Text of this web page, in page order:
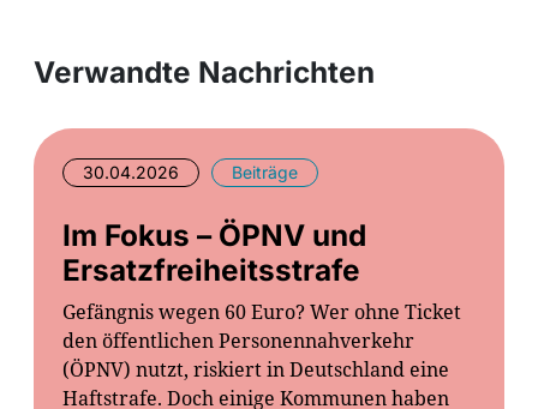
Verwandte Nachrichten
30.04.2026 Beiträge
Im Fokus – ÖPNV und
Ersatzfreiheitsstrafe
Gefängnis wegen 60 Euro? Wer ohne Ticket
den öffentlichen Personennahverkehr
(ÖPNV) nutzt, riskiert in Deutschland eine
Haftstrafe. Doch einige Kommunen haben